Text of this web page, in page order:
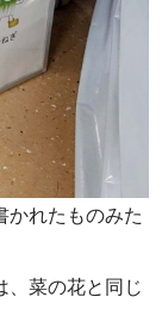
かれたものみた
、菜の花と同じ